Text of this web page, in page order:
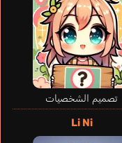
تصميم الشخصيات
Li Ni
Robinson Martin
S.